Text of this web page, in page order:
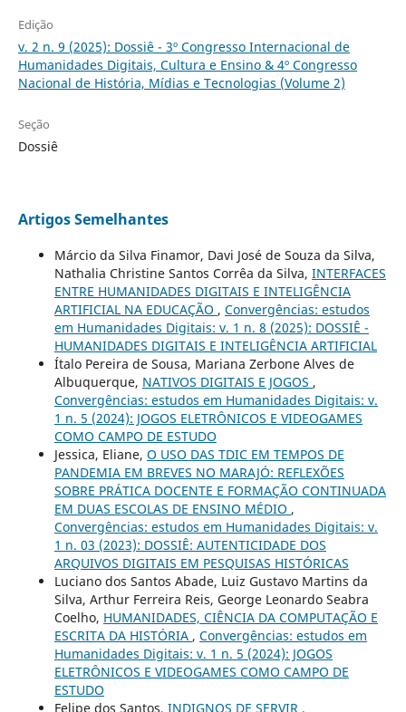
Edição
v. 2 n. 9 (2025): Dossiê - 3º Congresso Internacional de
Humanidades Digitais, Cultura e Ensino & 4º Congresso
Nacional de História, Mídias e Tecnologias (Volume 2)
Seção
Dossiê
Artigos Semelhantes
Márcio da Silva Finamor, Davi José de Souza da Silva,
Nathalia Christine Santos Corrêa da Silva, INTERFACES
ENTRE HUMANIDADES DIGITAIS E INTELIGÊNCIA
ARTIFICIAL NA EDUCAÇÃO , Convergências: estudos
em Humanidades Digitais: v. 1 n. 8 (2025): DOSSIÊ -
HUMANIDADES DIGITAIS E INTELIGÊNCIA ARTIFICIAL
Ítalo Pereira de Sousa, Mariana Zerbone Alves de
Albuquerque, NATIVOS DIGITAIS E JOGOS ,
Convergências: estudos em Humanidades Digitais: v.
1 n. 5 (2024): JOGOS ELETRÔNICOS E VIDEOGAMES
COMO CAMPO DE ESTUDO
Jessica, Eliane, O USO DAS TDIC EM TEMPOS DE
PANDEMIA EM BREVES NO MARAJÓ: REFLEXÕES
SOBRE PRÁTICA DOCENTE E FORMAÇÃO CONTINUADA
EM DUAS ESCOLAS DE ENSINO MÉDIO ,
Convergências: estudos em Humanidades Digitais: v.
1 n. 03 (2023): DOSSIÊ: AUTENTICIDADE DOS
ARQUIVOS DIGITAIS EM PESQUISAS HISTÓRICAS
Luciano dos Santos Abade, Luiz Gustavo Martins da
Silva, Arthur Ferreira Reis, George Leonardo Seabra
Coelho, HUMANIDADES, CIÊNCIA DA COMPUTAÇÃO E
ESCRITA DA HISTÓRIA , Convergências: estudos em
Humanidades Digitais: v. 1 n. 5 (2024): JOGOS
ELETRÔNICOS E VIDEOGAMES COMO CAMPO DE
ESTUDO
Felipe dos Santos, INDIGNOS DE SERVIR ,